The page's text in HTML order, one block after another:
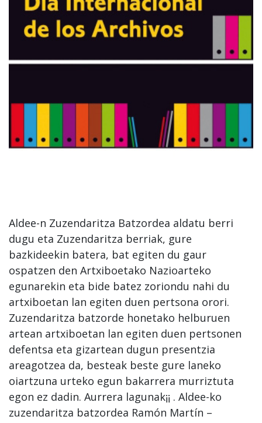
Aldee-n Zuzendaritza Batzordea aldatu berri
dugu eta Zuzendaritza berriak, gure
bazkideekin batera, bat egiten du gaur
ospatzen den Artxiboetako Nazioarteko
egunarekin eta bide batez zoriondu nahi du
artxiboetan lan egiten duen pertsona orori.
Zuzendaritza batzorde honetako helburuen
artean artxiboetan lan egiten duen pertsonen
defentsa eta gizartean dugun presentzia
areagotzea da, besteak beste gure laneko
oiartzuna urteko egun bakarrera murriztuta
egon ez dadin. Aurrera lagunak¡¡ . Aldee-ko
zuzendaritza batzordea Ramón Martín –